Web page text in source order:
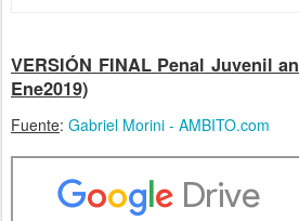
VERSIÓN FINAL Penal Juvenil
Ene2019)
Fuente: Gabriel Morini - AMBITO.com